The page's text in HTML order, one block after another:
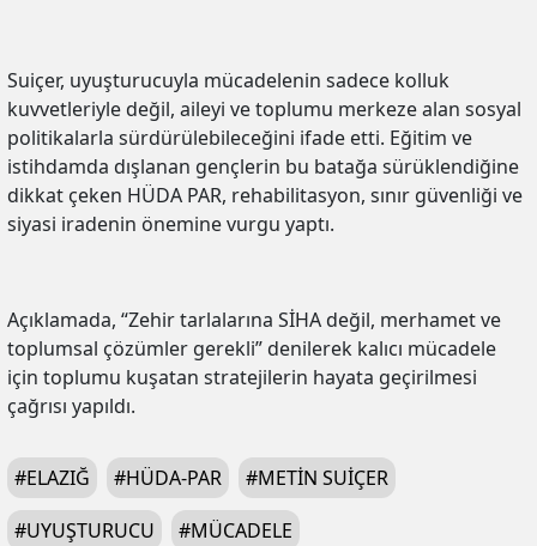
Suiçer, uyuşturucuyla mücadelenin sadece kolluk
kuvvetleriyle değil, aileyi ve toplumu merkeze alan sosyal
politikalarla sürdürülebileceğini ifade etti. Eğitim ve
istihdamda dışlanan gençlerin bu batağa sürüklendiğine
dikkat çeken HÜDA PAR, rehabilitasyon, sınır güvenliği ve
siyasi iradenin önemine vurgu yaptı.
Açıklamada, “Zehir tarlalarına SİHA değil, merhamet ve
toplumsal çözümler gerekli” denilerek kalıcı mücadele
için toplumu kuşatan stratejilerin hayata geçirilmesi
çağrısı yapıldı.
#ELAZIĞ #HÜDA-PAR #METIN SUIÇER
#UYUŞTURUCU #MÜCADELE